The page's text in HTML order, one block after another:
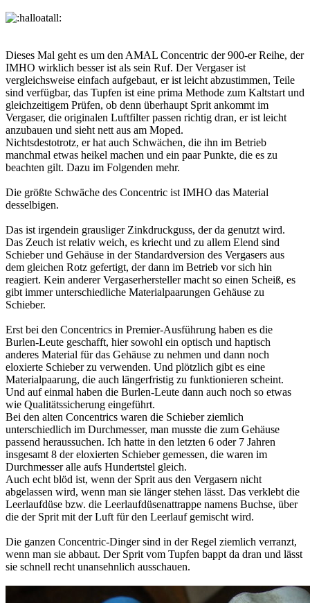
Dieses Mal geht es um den AMAL Concentric der 900-er Reihe, der
IMHO wirklich besser ist als sein Ruf. Der Vergaser ist
vergleichsweise einfach aufgebaut, er ist leicht abzustimmen, Teile
sind verfügbar, das Tupfen ist eine prima Methode zum Kaltstart und
gleichzeitigem Prüfen, ob denn überhaupt Sprit ankommt im
Vergaser, die originalen Luftfilter passen richtig dran, er ist leicht
anzubauen und sieht nett aus am Moped.
Nichtsdestotrotz, er hat auch Schwächen, die ihn im Betrieb
manchmal etwas heikel machen und ein paar Punkte, die es zu
beachten gilt. Dazu im Folgenden mehr.
Die größte Schwäche des Concentric ist IMHO das Material
desselbigen.
Das ist irgendein grausliger Zinkdruckguss, der da genutzt wird.
Das Zeuch ist relativ weich, es kriecht und zu allem Elend sind
Schieber und Gehäuse in der Standardversion des Vergasers aus
dem gleichen Rotz gefertigt, der dann im Betrieb vor sich hin
reagiert. Kein anderer Vergaserhersteller macht so einen Scheiß, es
gibt immer unterschiedliche Materialpaarungen Gehäuse zu
Schieber.
Erst bei den Concentrics in Premier-Ausführung haben es die
Burlen-Leute geschafft, hier sowohl ein optisch und haptisch
anderes Material für das Gehäuse zu nehmen und dann noch
eloxierte Schieber zu verwenden. Und plötzlich gibt es eine
Materialpaarung, die auch längerfristig zu funktionieren scheint.
Und auf einmal haben die Burlen-Leute dann auch noch so etwas
wie Qualitätssicherung eingeführt.
Bei den alten Concentrics waren die Schieber ziemlich
unterschiedlich im Durchmesser, man musste die zum Gehäuse
passend heraussuchen. Ich hatte in den letzten 6 oder 7 Jahren
insgesamt 8 der eloxierten Schieber gemessen, die waren im
Durchmesser alle aufs Hundertstel gleich.
Auch echt blöd ist, wenn der Sprit aus den Vergasern nicht
abgelassen wird, wenn man sie länger stehen lässt. Das verklebt die
Leerlaufdüse bzw. die Leerlaufdüsenattrappe namens Buchse, über
die der Sprit mit der Luft für den Leerlauf gemischt wird.
Die ganzen Concentric-Dinger sind in der Regel ziemlich verranzt,
wenn man sie abbaut. Der Sprit vom Tupfen bappt da dran und lässt
sie schnell recht unansehnlich ausschauen.